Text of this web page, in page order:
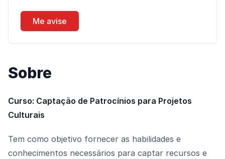
Me avise
Sobre
Curso: Captação de Patrocínios para Projetos
Culturais
Tem como objetivo fornecer as habilidades e
conhecimentos necessários para captar recursos e